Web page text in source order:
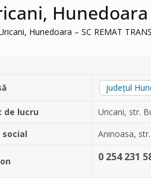
Hunedoara
Hunedoara – SC REMAT
județul
de lucru
Uricani, str.
social
Aninoasa,
0 254 231